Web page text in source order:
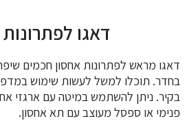
דאגו
דאגו מראש לפתרונות אחסון חכמים
בחדר. תוכלו למשל לעשות שימוש במדפים
בקיר. ניתן להשתמש במיטה עם ארגזי
פנימי או ספסל מעוצב עם תא אחסון.